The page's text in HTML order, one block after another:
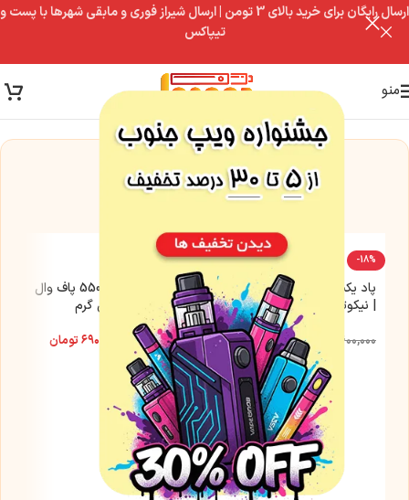
ارسال رایگان برای خرید بالای 3 تومن | ارسال شیراز فوری و مابقی شهرها با پست و
تیپاکس
منو
این مدل فعلاً موجود نیست
اما این گزینه‌ها رو از دست نده
-18%
پاد یکبار مصرف 2200 پاف وال
| نیکوتین 20 میلی گرم
۶۰۰,۰۰۰ ۴۹۰,۰۰۰تومان
-22%
پاد یکبار مصرف 5500 پاف وال
| نیکوتین 40 میلی گرم
۸۹۰,۰۰۰تومان ۶۹۰,۰۰۰ تومان